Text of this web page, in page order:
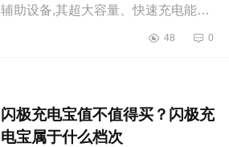
辅助设备,其超大容量、快速充电能力
为大家介绍下征拓充电宝怎么样？征
48 0
闪极充电宝值不值得买？闪极充
电宝属于什么档次